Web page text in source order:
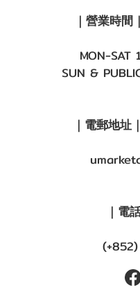
｜營業時
MON-
SUN &
｜電郵地
｜電